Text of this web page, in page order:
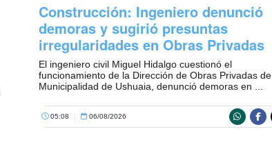
Construcción: Ingeniero denunció
demoras y sugirió presuntas
irregularidades en Obras Privadas
El ingeniero civil Miguel Hidalgo cuestionó el
funcionamiento de la Dirección de Obras Privadas
Municipalidad de Ushuaia, denunció demoras en ...
05:08 | 06/08/2026